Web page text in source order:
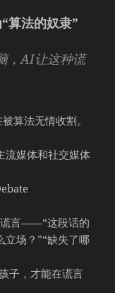
算法的奴隶”
，AI让这种谎
算法无情收割。
流媒体和社交媒体
言——“这段话的
立场？”“缺失了哪
子，才能在谎言